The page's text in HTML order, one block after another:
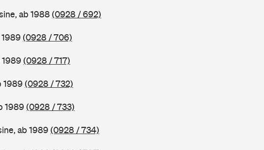
ab 1988(0928 / 692)
(0928 / 706)
1989 (0928 / 717)
1989 (0928 / 732)
1989 (0928 / 733)
ab 1989 (0928 / 734)